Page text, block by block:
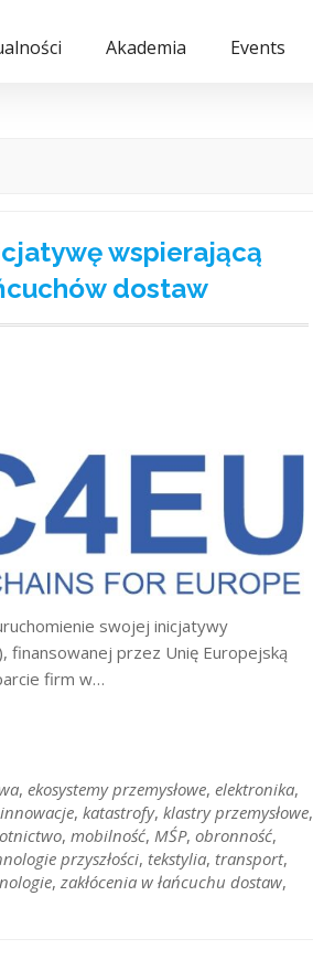
Akademia Events
wspierającą
dostaw
swojej inicjatywy
finansowanej przez Unię Europejską
firm w…
, ekosystemy przemysłowe, elektronika,
innowacje, katastrofy, klastry przemysłowe,
, mobilność, MŚP, obronność,
przyszłości, tekstylia, transport,
, zakłócenia w łańcuchu dostaw,